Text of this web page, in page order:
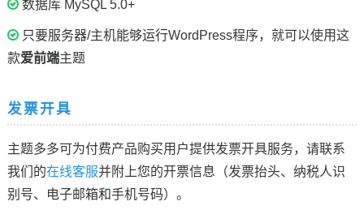
数据库 MySQL 5.0+
只要服务器/主机能够运行WordPress程序，就可以使用这
款爱前端主题
发票开具
主题多多可为付费产品购买用户提供发票开具服务，请联系
我们的在线客服并附上您的开票信息（发票抬头、纳税人识
别号、电子邮箱和手机号码）。